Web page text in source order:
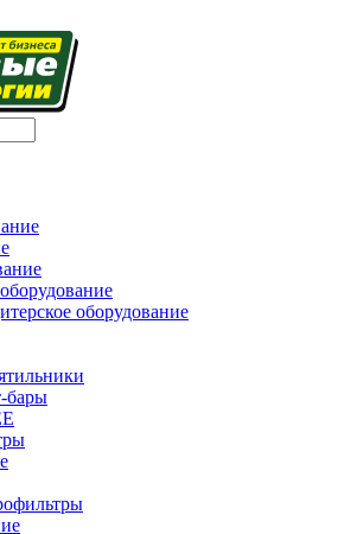
оборудование
бары